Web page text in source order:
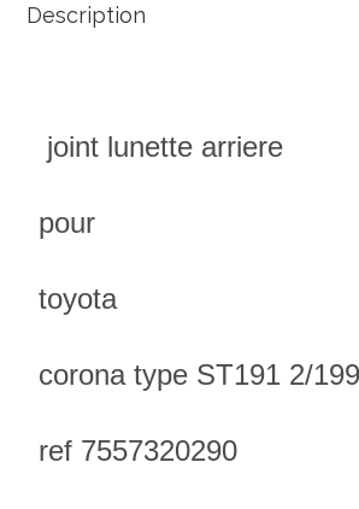
Description
joint lunette arriere
pour
toyota
corona type ST191 2/
ref 7557320290